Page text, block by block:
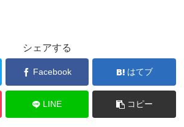
シェアする
Facebook はてブ
LINE コピー